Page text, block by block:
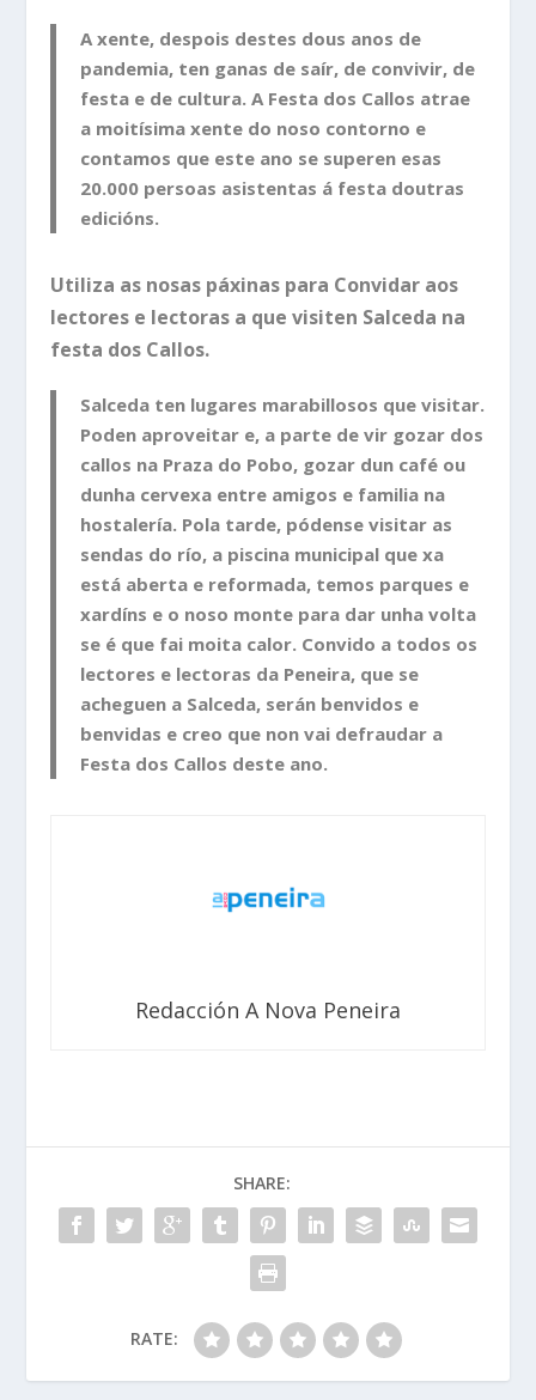
A xente, despois destes dous anos de
pandemia, ten ganas de saír, de convivir, de
festa e de cultura. A Festa dos Callos atrae
a moitísima xente do noso contorno e
contamos que este ano se superen esas
20.000 persoas asistentas á festa doutras
edicións.
Utiliza as nosas páxinas para Convidar aos
lectores e lectoras a que visiten Salceda na
festa dos Callos.
Salceda ten lugares marabillosos que visitar.
Poden aproveitar e, a parte de vir gozar dos
callos na Praza do Pobo, gozar dun café ou
dunha cervexa entre amigos e familia na
hostalería. Pola tarde, pódense visitar as
sendas do río, a piscina municipal que xa
está aberta e reformada, temos parques e
xardíns e o noso monte para dar unha volta
se é que fai moita calor. Convido a todos os
lectores e lectoras da Peneira, que se
acheguen a Salceda, serán benvidos e
benvidas e creo que non vai defraudar a
Festa dos Callos deste ano.
Redacción A Nova Peneira
SHARE:
RATE: